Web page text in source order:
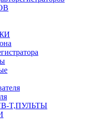
T,ПУЛЬТЫ